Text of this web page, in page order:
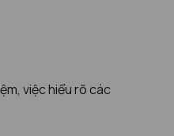
việc hiểu rõ các